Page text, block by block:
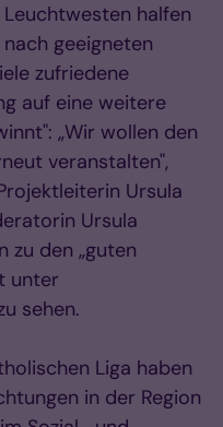
Leuchtwesten halfen
geeigneten
zufriedene
auf eine weitere
„Wir wollen den
veranstalten",
Ursula
Ursula
zu den „guten
unter
sehen.
Liga haben
in der Region